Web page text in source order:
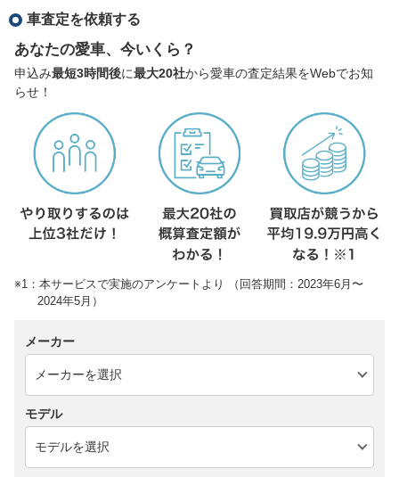
車査定を依頼する
あなたの愛車、今いくら？
申込み最短3時間後に最大20社から愛車の査定結果をWebでお知
らせ！
※1：本サービスで実施のアンケートより （回答期間：2023年6月〜
2024年5月）
メーカー
モデル